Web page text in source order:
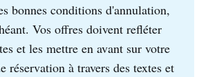
bonnes conditions d'annulation,
Vos offres doivent refléter
et les mettre en avant sur votre
réservation à travers des textes et